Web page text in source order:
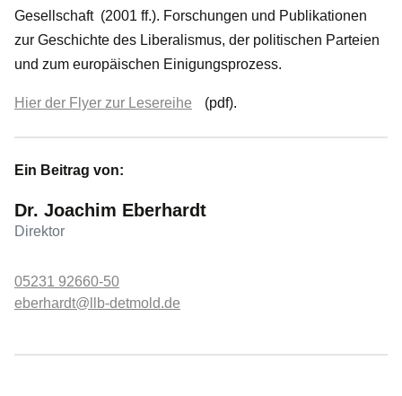
Gesellschaft (2001 ff.). Forschungen und Publikationen
zur Geschichte des Liberalismus, der politischen Parteien
und zum europäischen Einigungsprozess.
Hier der Flyer zur Lesereihe (pdf).
Ein Beitrag von:
Dr. Joachim Eberhardt
Direktor
05231 92660-50
eberhardt@llb-detmold.de